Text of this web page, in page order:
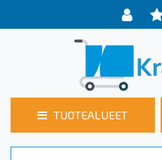
TUOTEALUEET